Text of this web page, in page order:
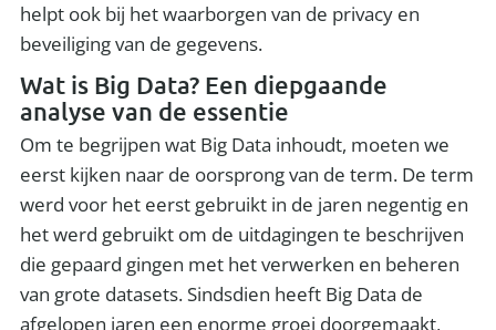
helpt ook bij het waarborgen van de privacy en
beveiliging van de gegevens.
Wat is Big Data? Een diepgaande
analyse van de essentie
Om te begrijpen wat Big Data inhoudt, moeten we
eerst kijken naar de oorsprong van de term. De term
werd voor het eerst gebruikt in de jaren negentig en
het werd gebruikt om de uitdagingen te beschrijven
die gepaard gingen met het verwerken en beheren
van grote datasets. Sindsdien heeft Big Data de
afgelopen jaren een enorme groei doorgemaakt,